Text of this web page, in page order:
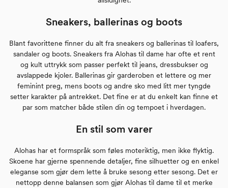
Sneakers, ballerinas og boots
Blant favorittene finner du alt fra sneakers og ballerinas til loafers,
sandaler og boots. Sneakers fra Alohas til dame har ofte et rent
og kult uttrykk som passer perfekt til jeans, dressbukser og
avslappede kjoler. Ballerinas gir garderoben et lettere og mer
feminint preg, mens boots og andre sko med litt mer tyngde
setter karakter på antrekket. Det fine er at du enkelt kan finne et
par som matcher både stilen din og tempoet i hverdagen.
En stil som varer
Alohas har et formspråk som føles moteriktig, men ikke flyktig.
Skoene har gjerne spennende detaljer, fine silhuetter og en enkel
eleganse som gjør dem lette å bruke sesong etter sesong. Det er
nettopp denne balansen som gjør Alohas til dame til et merke